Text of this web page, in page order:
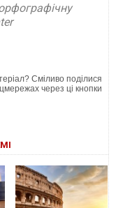
Сміливо поділися
через ці кнопки